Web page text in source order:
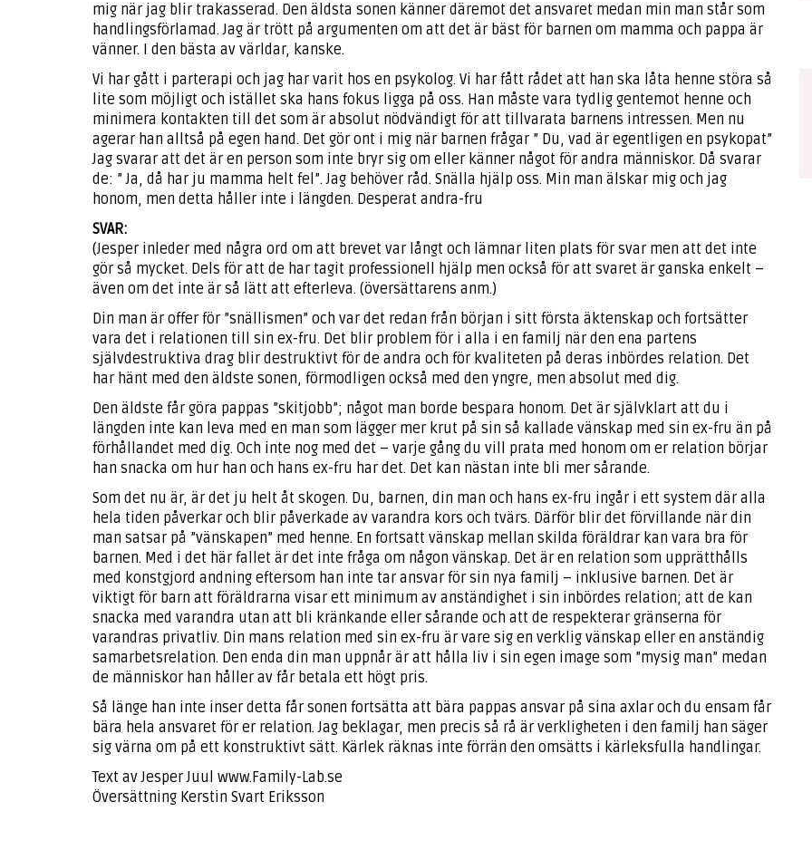
mig när jag blir trakasserad. Den äldsta sonen känner däremot det ansvaret medan min man står som
handlingsförlamad. Jag är trött på argumenten om att det är bäst för barnen om mamma och pappa är
vänner. I den bästa av världar, kanske.
Vi har gått i parterapi och jag har varit hos en psykolog. Vi har fått rådet att han ska låta henne störa så
lite som möjligt och istället ska hans fokus ligga på oss. Han måste vara tydlig gentemot henne och
minimera kontakten till det som är absolut nödvändigt för att tillvarata barnens intressen. Men nu
agerar han alltså på egen hand. Det gör ont i mig när barnen frågar ” Du, vad är egentligen en psykopat”
Jag svarar att det är en person som inte bryr sig om eller känner något för andra människor. Då svarar
de: ” Ja, då har ju mamma helt fel”. Jag behöver råd. Snälla hjälp oss. Min man älskar mig och jag
honom, men detta håller inte i längden. Desperat andra-fru
SVAR:
(Jesper inleder med några ord om att brevet var långt och lämnar liten plats för svar men att det inte
gör så mycket. Dels för att de har tagit professionell hjälp men också för att svaret är ganska enkelt –
även om det inte är så lätt att efterleva. (översättarens anm.)
Din man är offer för ”snällismen” och var det redan från början i sitt första äktenskap och fortsätter
vara det i relationen till sin ex-fru. Det blir problem för i alla i en familj när den ena partens
självdestruktiva drag blir destruktivt för de andra och för kvaliteten på deras inbördes relation. Det
har hänt med den äldste sonen, förmodligen också med den yngre, men absolut med dig.
Den äldste får göra pappas ”skitjobb”; något man borde bespara honom. Det är självklart att du i
längden inte kan leva med en man som lägger mer krut på sin så kallade vänskap med sin ex-fru än på
förhållandet med dig. Och inte nog med det – varje gång du vill prata med honom om er relation börjar
han snacka om hur han och hans ex-fru har det. Det kan nästan inte bli mer sårande.
Som det nu är, är det ju helt åt skogen. Du, barnen, din man och hans ex-fru ingår i ett system där alla
hela tiden påverkar och blir påverkade av varandra kors och tvärs. Därför blir det förvillande när din
man satsar på ”vänskapen” med henne. En fortsatt vänskap mellan skilda föräldrar kan vara bra för
barnen. Med i det här fallet är det inte fråga om någon vänskap. Det är en relation som upprätthålls
med konstgjord andning eftersom han inte tar ansvar för sin nya familj – inklusive barnen. Det är
viktigt för barn att föräldrarna visar ett minimum av anständighet i sin inbördes relation; att de kan
snacka med varandra utan att bli kränkande eller sårande och att de respekterar gränserna för
varandras privatliv. Din mans relation med sin ex-fru är vare sig en verklig vänskap eller en anständig
samarbetsrelation. Den enda din man uppnår är att hålla liv i sin egen image som ”mysig man” medan
de människor han håller av får betala ett högt pris.
Så länge han inte inser detta får sonen fortsätta att bära pappas ansvar på sina axlar och du ensam får
bära hela ansvaret för er relation. Jag beklagar, men precis så rå är verkligheten i den familj han säger
sig värna om på ett konstruktivt sätt. Kärlek räknas inte förrän den omsätts i kärleksfulla handlingar.
Text av Jesper Juul www.Family-Lab.se
Översättning Kerstin Svart Eriksson